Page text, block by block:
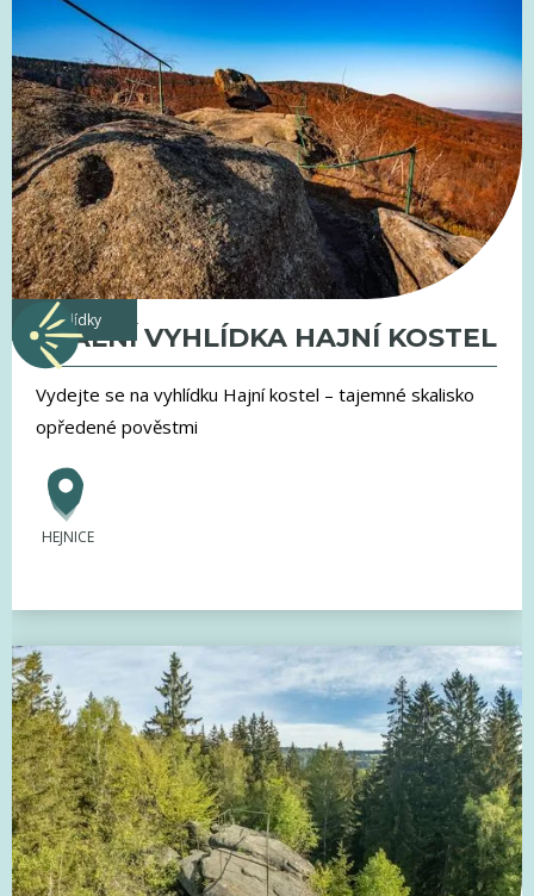
vyhlídky
SKALNÍ VYHLÍDKA HAJNÍ KOSTEL
Vydejte se na vyhlídku Hajní kostel – tajemné skalisko
opředené pověstmi
HEJNICE